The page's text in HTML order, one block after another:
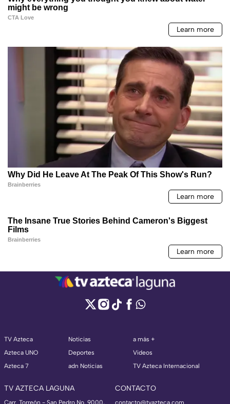
TV Azteca
Azteca UNO
Azteca 7
Noticias
Deportes
adn Noticias
a más +
Videos
TV Azteca Internacional
TV AZTECA LAGUNA
Carr. Torreón - San Pedro No. 9000,
CONTACTO
contacto@tvazteca.com